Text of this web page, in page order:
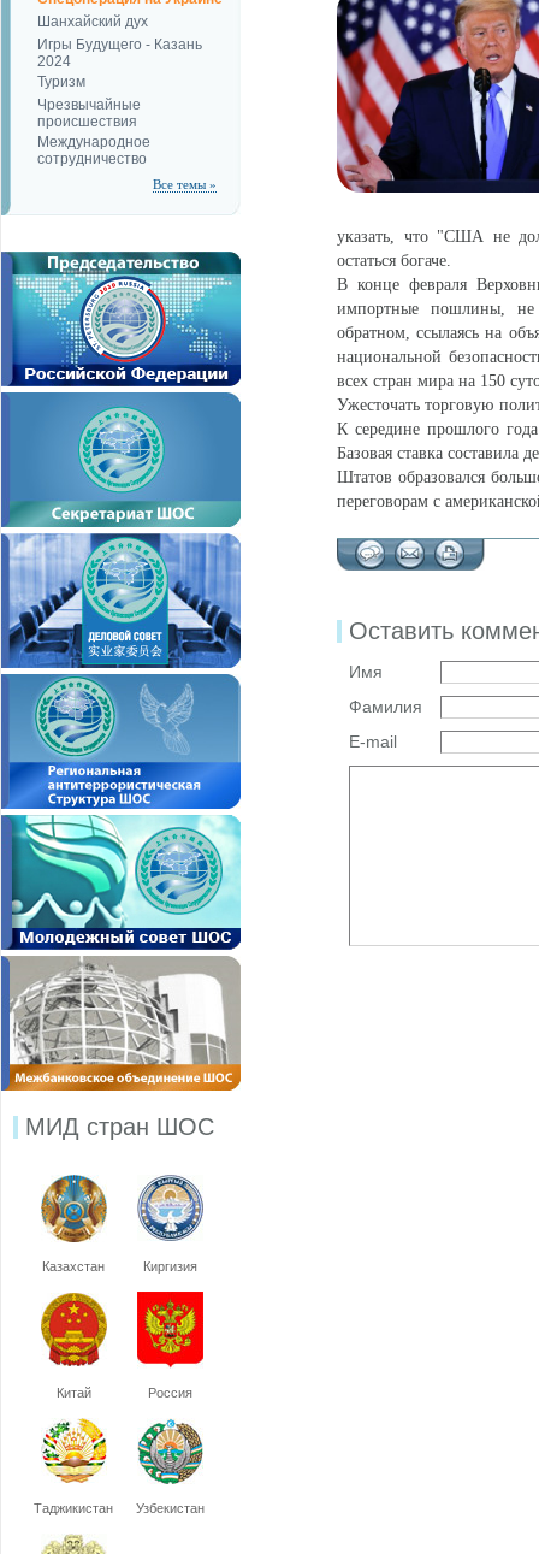
Шанхайский дух
Игры Будущего - Казань
2024
Туризм
Чрезвычайные
происшествия
Международное
сотрудничество
Все темы »
МИД стран ШОС
Казахстан Киргизия
Китай Россия
Таджикистан Узбекистан
указать, что "США не
остаться богаче.
В конце февраля
импортные пошлины, не
обратном, ссылаясь на
национальной
всех стран мира на 150
Ужесточать торговую
К середине прошлого
Базовая ставка составила
Штатов образовался
переговорам с
Оставить
Имя
Фамилия
E-mail